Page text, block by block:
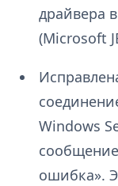
драйвера
(Microsoft
Windows
ошибка».